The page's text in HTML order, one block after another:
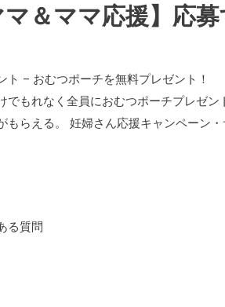
マ＆ママ応援】応
ト – おむつポーチを無料プレゼント！
でもれなく全員におむつポーチプレゼ
もらえる。 妊婦さん応援キャンペーン
る質問